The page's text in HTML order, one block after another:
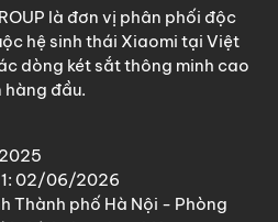
là đơn vị phân phối độc
hệ sinh thái Xiaomi tại Việt
dòng két sắt thông minh cao
hàng đầu.
02/06/2026
Thành phố Hà Nội - Phòng